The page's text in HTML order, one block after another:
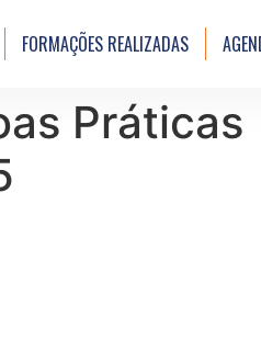
FORMAÇÕES REALIZADAS
Práticas